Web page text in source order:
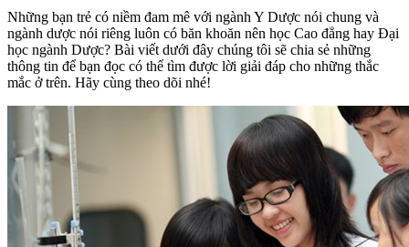
Những bạn trẻ có niềm đam mê với ngành Y Dược nói chung và
ngành dược nói riêng luôn có băn khoăn nên học Cao đẳng hay Đại
học ngành Dược? Bài viết dưới đây chúng tôi sẽ chia sẻ những
thông tin để bạn đọc có thể tìm được lời giải đáp cho những thắc
mắc ở trên. Hãy cùng theo dõi nhé!